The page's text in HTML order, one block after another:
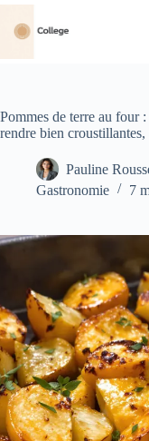
Passer
contenu
Pommes de terre au four
rendre bien croustillantes,
Pauline
Gastronomie
7